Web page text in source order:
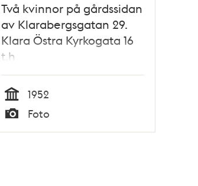
Två kvinnor på gårdssidan
av Klarabergsgatan 29.
Klara Östra Kyrkogata 16
t.h
Tid
1952
Foto